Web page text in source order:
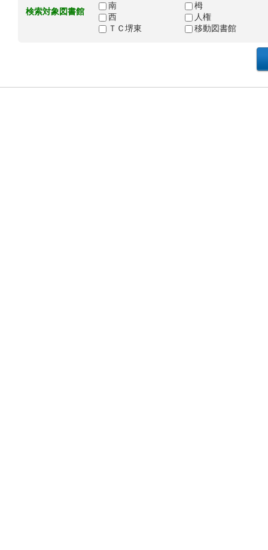
検索対象図書館
南
栂
西
人権
ＴＣ堺東
移動図書館